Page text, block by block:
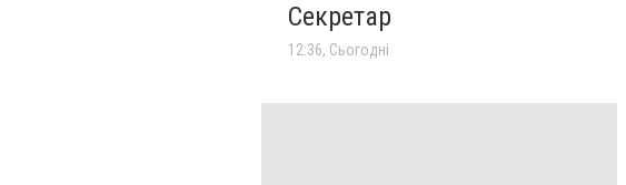
Секретар
12:36, Сьогодні